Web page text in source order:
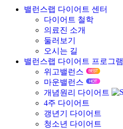
밸런스랩 다이어트 센터
다이어트 철학
의료진 소개
둘러보기
오시는 길
밸런스랩 다이어트 프로그램
위고밸런스
마운밸런스
개념원리 다이어트
4주 다이어트
갱년기 다이어트
청소년 다이어트